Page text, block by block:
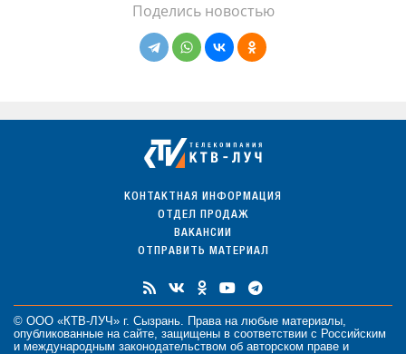
Поделись новостью
КОНТАКТНАЯ ИНФОРМАЦИЯ
ОТДЕЛ ПРОДАЖ
ВАКАНСИИ
ОТПРАВИТЬ МАТЕРИАЛ
© ООО «КТВ-ЛУЧ» г. Сызрань. Права на любые материалы,
опубликованные на сайте, защищены в соответствии с Российским
и международным законодательством об авторском праве и